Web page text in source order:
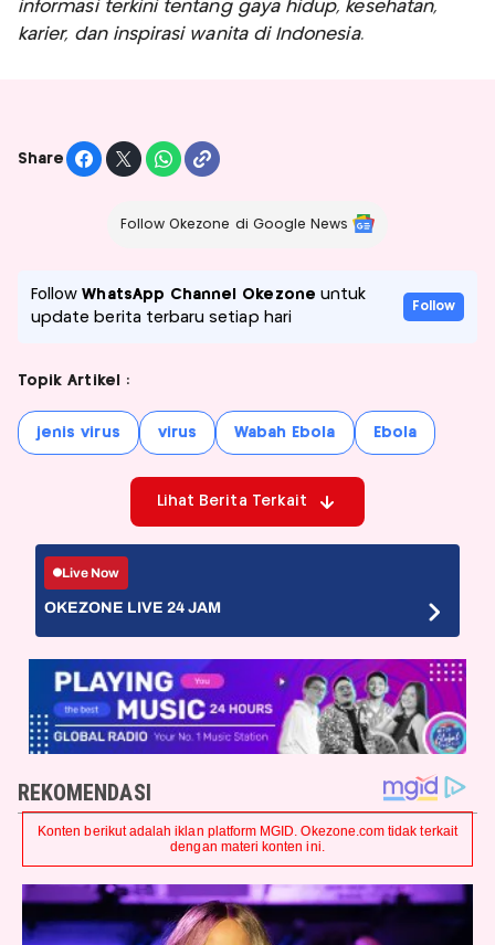
informasi terkini tentang gaya hidup, kesehatan,
karier, dan inspirasi wanita di Indonesia.
Share
Follow Okezone di Google News
FollowWhatsApp Channel Okezone untuk
update berita terbaru setiap hari
Follow
Topik Artikel :
jenis virus virus Wabah Ebola Ebola
Lihat Berita Terkait
Live Now
OKEZONE LIVE 24 JAM